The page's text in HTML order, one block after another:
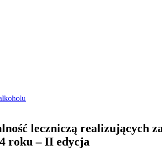
leczniczą realizujących
roku – II edycja